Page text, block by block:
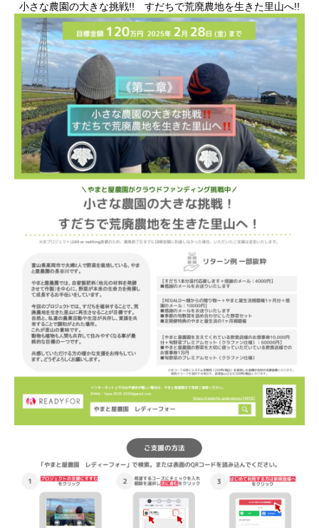
小さな農園の大きな挑戦!! すだちで荒廃農地を生きた里山へ!!